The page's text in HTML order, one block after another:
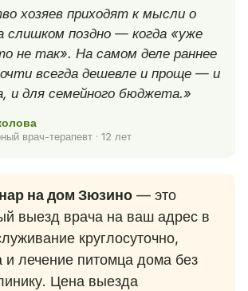
хозяев приходят к мысли о
слишком поздно — когда «уже
не так». На самом деле раннее
всегда дешевле и проще — и
и для семейного бюджета.»
врач-терапевт · 12 лет
на дом Зюзино— это
выезд врача на ваш адрес в
круглосуточно,
и лечение питомца дома без
Цена выезда